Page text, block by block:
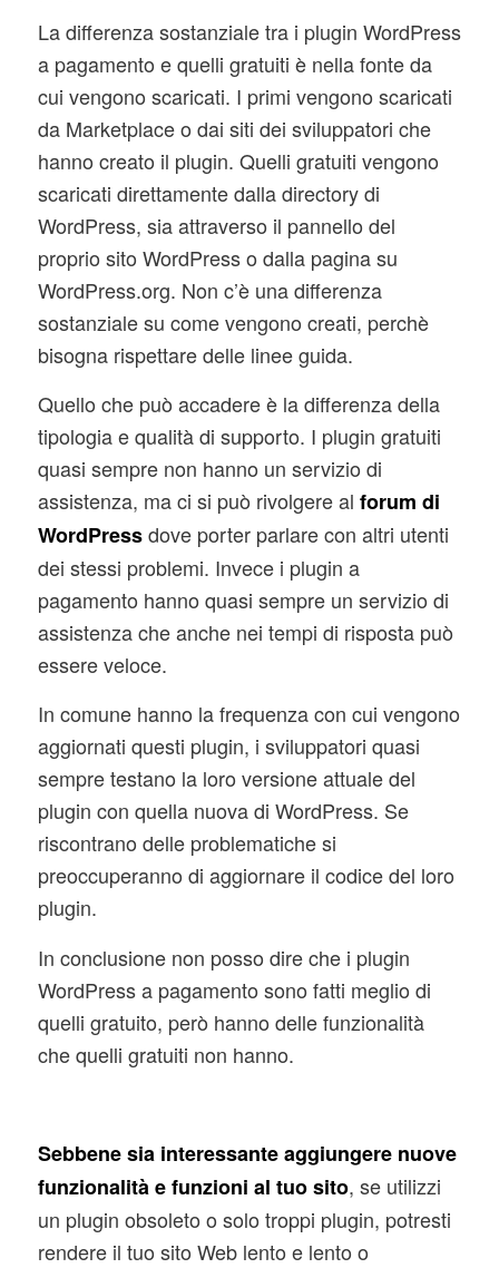
La differenza sostanziale tra i plugin WordPress
a pagamento e quelli gratuiti è nella fonte da
cui vengono scaricati. I primi vengono scaricati
da Marketplace o dai siti dei sviluppatori che
hanno creato il plugin. Quelli gratuiti vengono
scaricati direttamente dalla directory di
WordPress, sia attraverso il pannello del
proprio sito WordPress o dalla pagina su
WordPress.org. Non c’è una differenza
sostanziale su come vengono creati, perchè
bisogna rispettare delle linee guida.
Quello che può accadere è la differenza della
tipologia e qualità di supporto. I plugin gratuiti
quasi sempre non hanno un servizio di
assistenza, ma ci si può rivolgere al forum di
WordPressdove porter parlare con altri utenti
dei stessi problemi. Invece i plugin a
pagamento hanno quasi sempre un servizio di
assistenza che anche nei tempi di risposta può
essere veloce.
In comune hanno la frequenza con cui vengono
aggiornati questi plugin, i sviluppatori quasi
sempre testano la loro versione attuale del
plugin con quella nuova di WordPress. Se
riscontrano delle problematiche si
preoccuperanno di aggiornare il codice del loro
plugin.
In conclusione non posso dire che i plugin
WordPress a pagamento sono fatti meglio di
quelli gratuito, però hanno delle funzionalità
che quelli gratuiti non hanno.
Sebbene sia interessante aggiungere nuove
funzionalità e funzioni al tuo sito, se utilizzi
un plugin obsoleto o solo troppi plugin, potresti
rendere il tuo sito Web lento e lento o